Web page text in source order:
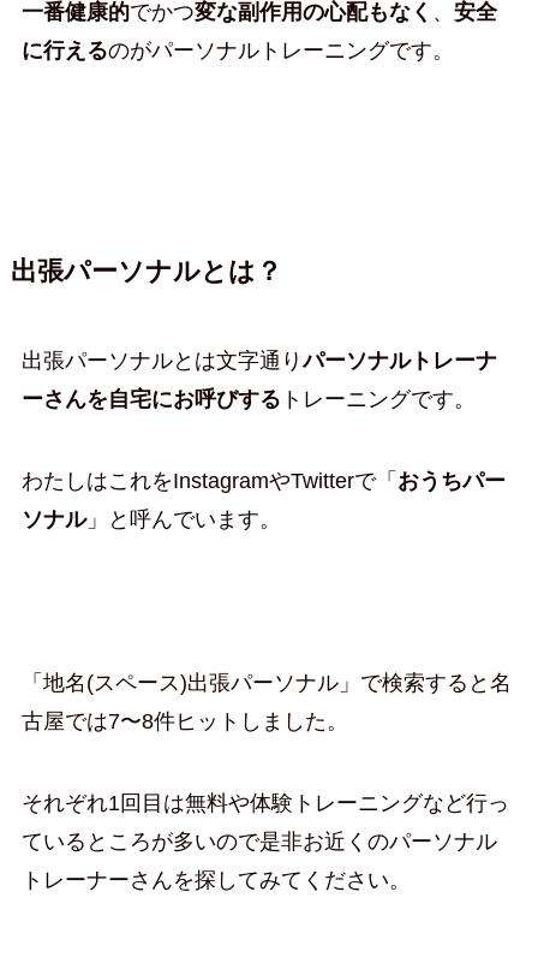
一番健康的でかつ変な副作用の心配もなく 、 安全
に行えるのがパーソナルトレーニングです。
出張パーソナルとは？
出張パーソナルとは文字通りパーソナルトレーナ
ーさんを自宅にお呼びする トレーニングです。
わたしはこれをInstagramやTwitterで「 おうちパー
ソナル」と呼んでいます。
「地名(スペース)出張パーソナル」で検索すると名
古屋では7〜8件ヒットしました。
それぞれ1回目は無料や体験トレーニングなど行っ
ているところが多いので是非お近くのパーソナル
トレーナーさんを探してみてください。